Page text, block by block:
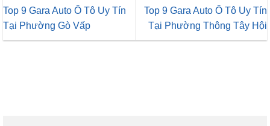
Top 9 Gara Auto Ô Tô Uy Tín
Tại Phường Gò Vấp
Top 9 Gara Auto Ô Tô Uy Tín
Tại Phường Thông Tây Hội